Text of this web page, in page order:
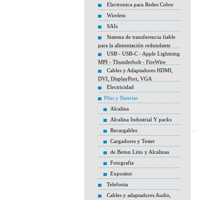
Electronica para Redes Cobre
Wireless
SAIs
Sistema de transferencia fiable
para la alimentación redundante
USB - USB-C - Apple Lightning
MPI - Thunderbolt - FireWire
Cables y Adaptadores HDMI,
DVI, DisplayPort, VGA
Electricidad
Pilas y Baterias
Alcalina
Alcalina Industrial Y packs
Recargables
Cargadores y Tester
de Boton Litio y Alcalinas
Fotografia
Expositor
Telefonia
Cables y adaptadores Audio,